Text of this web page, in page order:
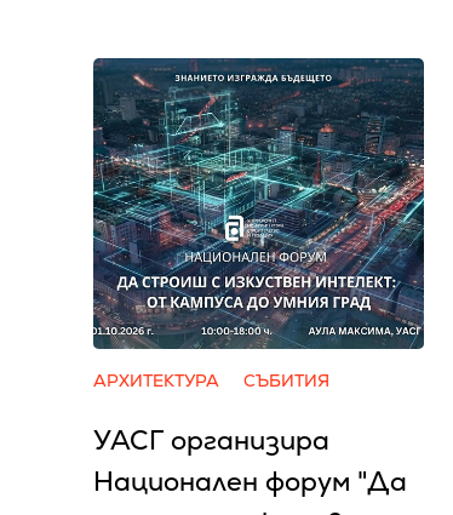
АРХИТЕКТУРА СЪБИТИЯ
УАСГ организира
Национален форум "Да